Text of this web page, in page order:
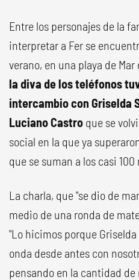
Entre los personajes de la
interpretar a Fer se
verano, en una playa de Mar
la diva de los teléfonos
intercambio con Griselda
Luciano Castro que se
social en la que ya
que se suman a los casi
La charla, que "se dio de
medio de una ronda de
"Lo hicimos porque
onda desde antes con
pensando en la cantidad